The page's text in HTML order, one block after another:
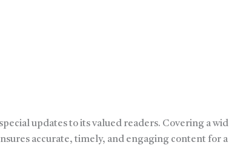
updates to its valued readers. Covering a
accurate, timely, and engaging content for